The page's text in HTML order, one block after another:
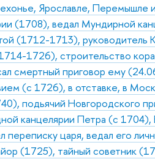
Ярославле, Перемышле
(1708), ведал Мундирной
(1712-1713), руководитель
1726), строительство
смертный приговор ему
(с 1726), в отставке, в
подьячий Новгородского
канцелярии Петра (с 1704),
царя, ведал его
(1725), тайный советник